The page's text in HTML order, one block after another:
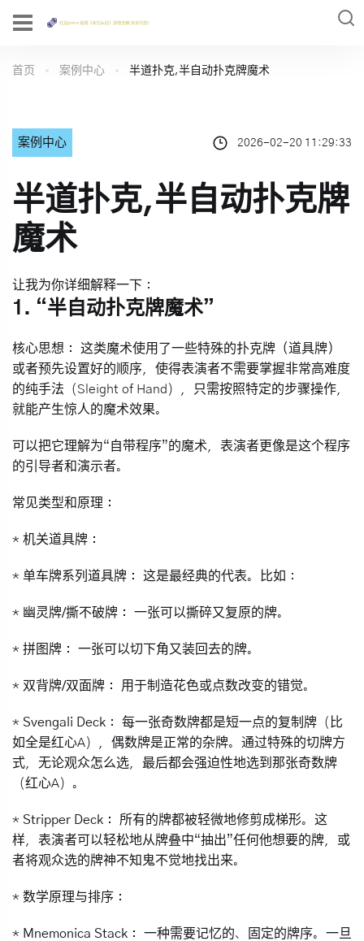
首页 案例中心 半道扑克,半自动扑克牌魔术
案例中心 2026-02-20 11:29:33
半道扑克,半自动扑克牌
魔术
让我为你详细解释一下：
1. “半自动扑克牌魔术”
核心思想： 这类魔术使用了一些特殊的扑克牌（道具牌）
或者预先设置好的顺序 ，使得表演者不需要掌握非常高难度
的纯手法（Sleight of Hand），只需按照特定的步骤操作，
就能产生惊人的魔术效果。
可以把它理解为“自带程序”的魔术，表演者更像是这个程序
的引导者和演示者。
常见类型和原理：
* 机关道具牌：
* 单车牌系列道具牌： 这是最经典的代表。比如：
* 幽灵牌/撕不破牌： 一张可以撕碎又复原的牌。
* 拼图牌： 一张可以切下角又装回去的牌。
* 双背牌/双面牌： 用于制造花色或点数改变的错觉。
* Svengali Deck：
每一张奇数牌都是短一点的复制牌（比
如全是红心A），偶数牌是正常的杂牌。通过特殊的切牌方
式，无论观众怎么选，最后都会强迫性地选到那张奇数牌
（红心A）。
* Stripper Deck：
所有的牌都被轻微地修剪成梯形。这
样，表演者可以轻松地从牌叠中“抽出”任何他想要的牌，或
者将观众选的牌神不知鬼不觉地找出来。
* 数学原理与排序：
* Mnemonica Stack：
一种需要记忆的、固定的牌序。一旦